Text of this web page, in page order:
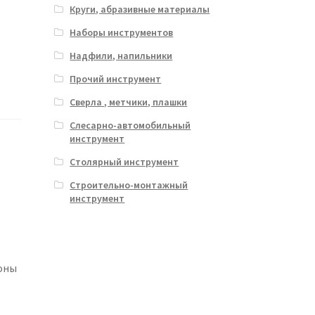
Круги, абразивные материалы
Наборы инструментов
Надфили, напильники
Прочий инструмент
Сверла , метчики, плашки
Слесарно-автомобильный
инструмент
Столярный инструмент
Строительно-монтажный
инструмент